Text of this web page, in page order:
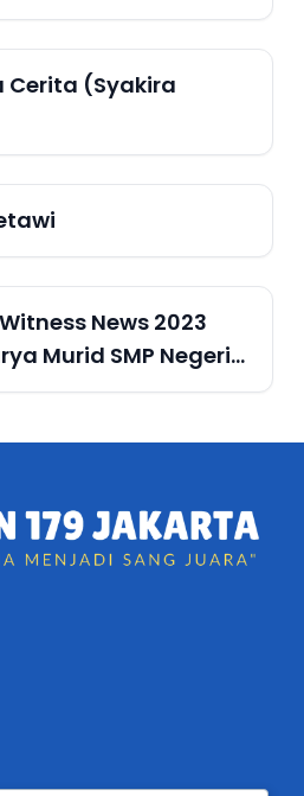
Cerita (Syakira
News 2023
Murid SMP Negeri